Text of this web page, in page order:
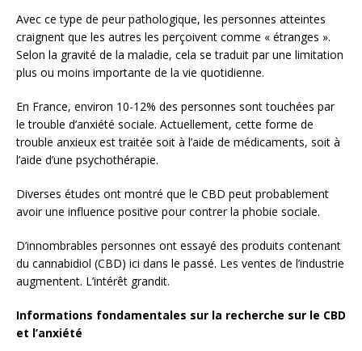
Avec ce type de peur pathologique, les personnes atteintes
craignent que les autres les perçoivent comme « étranges ».
Selon la gravité de la maladie, cela se traduit par une limitation
plus ou moins importante de la vie quotidienne.
En France, environ 10-12% des personnes sont touchées par
le trouble d’anxiété sociale. Actuellement, cette forme de
trouble anxieux est traitée soit à l’aide de médicaments, soit à
l’aide d’une psychothérapie.
Diverses études ont montré que le CBD peut probablement
avoir une influence positive pour contrer la phobie sociale.
D’innombrables personnes ont essayé des produits contenant
du cannabidiol (CBD) ici dans le passé. Les ventes de l’industrie
augmentent. L’intérêt grandit.
Informations fondamentales sur la recherche sur le CBD
et l’anxiété